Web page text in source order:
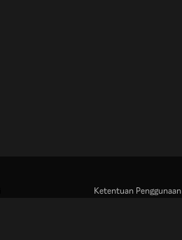
Ketentuan Penggunaan